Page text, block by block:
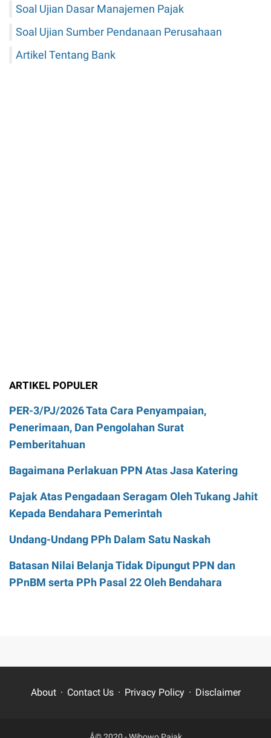
Soal Ujian Dasar Manajemen Pajak
Soal Ujian Sumber Pendanaan Perusahaan
Artikel Tentang Bank
ARTIKEL POPULER
PER-3/PJ/2026 Tata Cara Penyampaian,
Penerimaan, Dan Pengolahan Surat
Pemberitahuan
Bagaimana Perlakuan PPN Atas Jasa Katering
Pajak Atas Pengadaan Seragam Oleh Tukang Jahit
Kepada Bendahara Pemerintah
Undang-Undang PPh Dalam Satu Naskah
Batasan Nilai Belanja Tidak Dipungut PPN dan
PPnBM serta PPh Pasal 22 Oleh Bendahara
About Contact Us Privacy Policy Disclaimer